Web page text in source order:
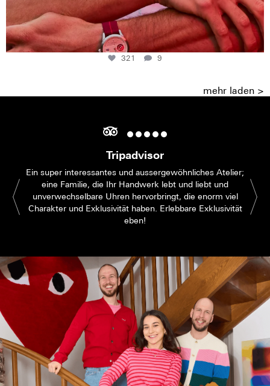
321 9
mehr laden >
Tripadvisor
Ein super interessantes und aussergewöhnliches Atelier;
eine Familie, die Ihr Handwerk lebt und liebt und
unverwechselbare Uhren hervorbringt, die enorm viel
Charakter und Exklusivität haben. Erlebbare Exklusivität
eben!